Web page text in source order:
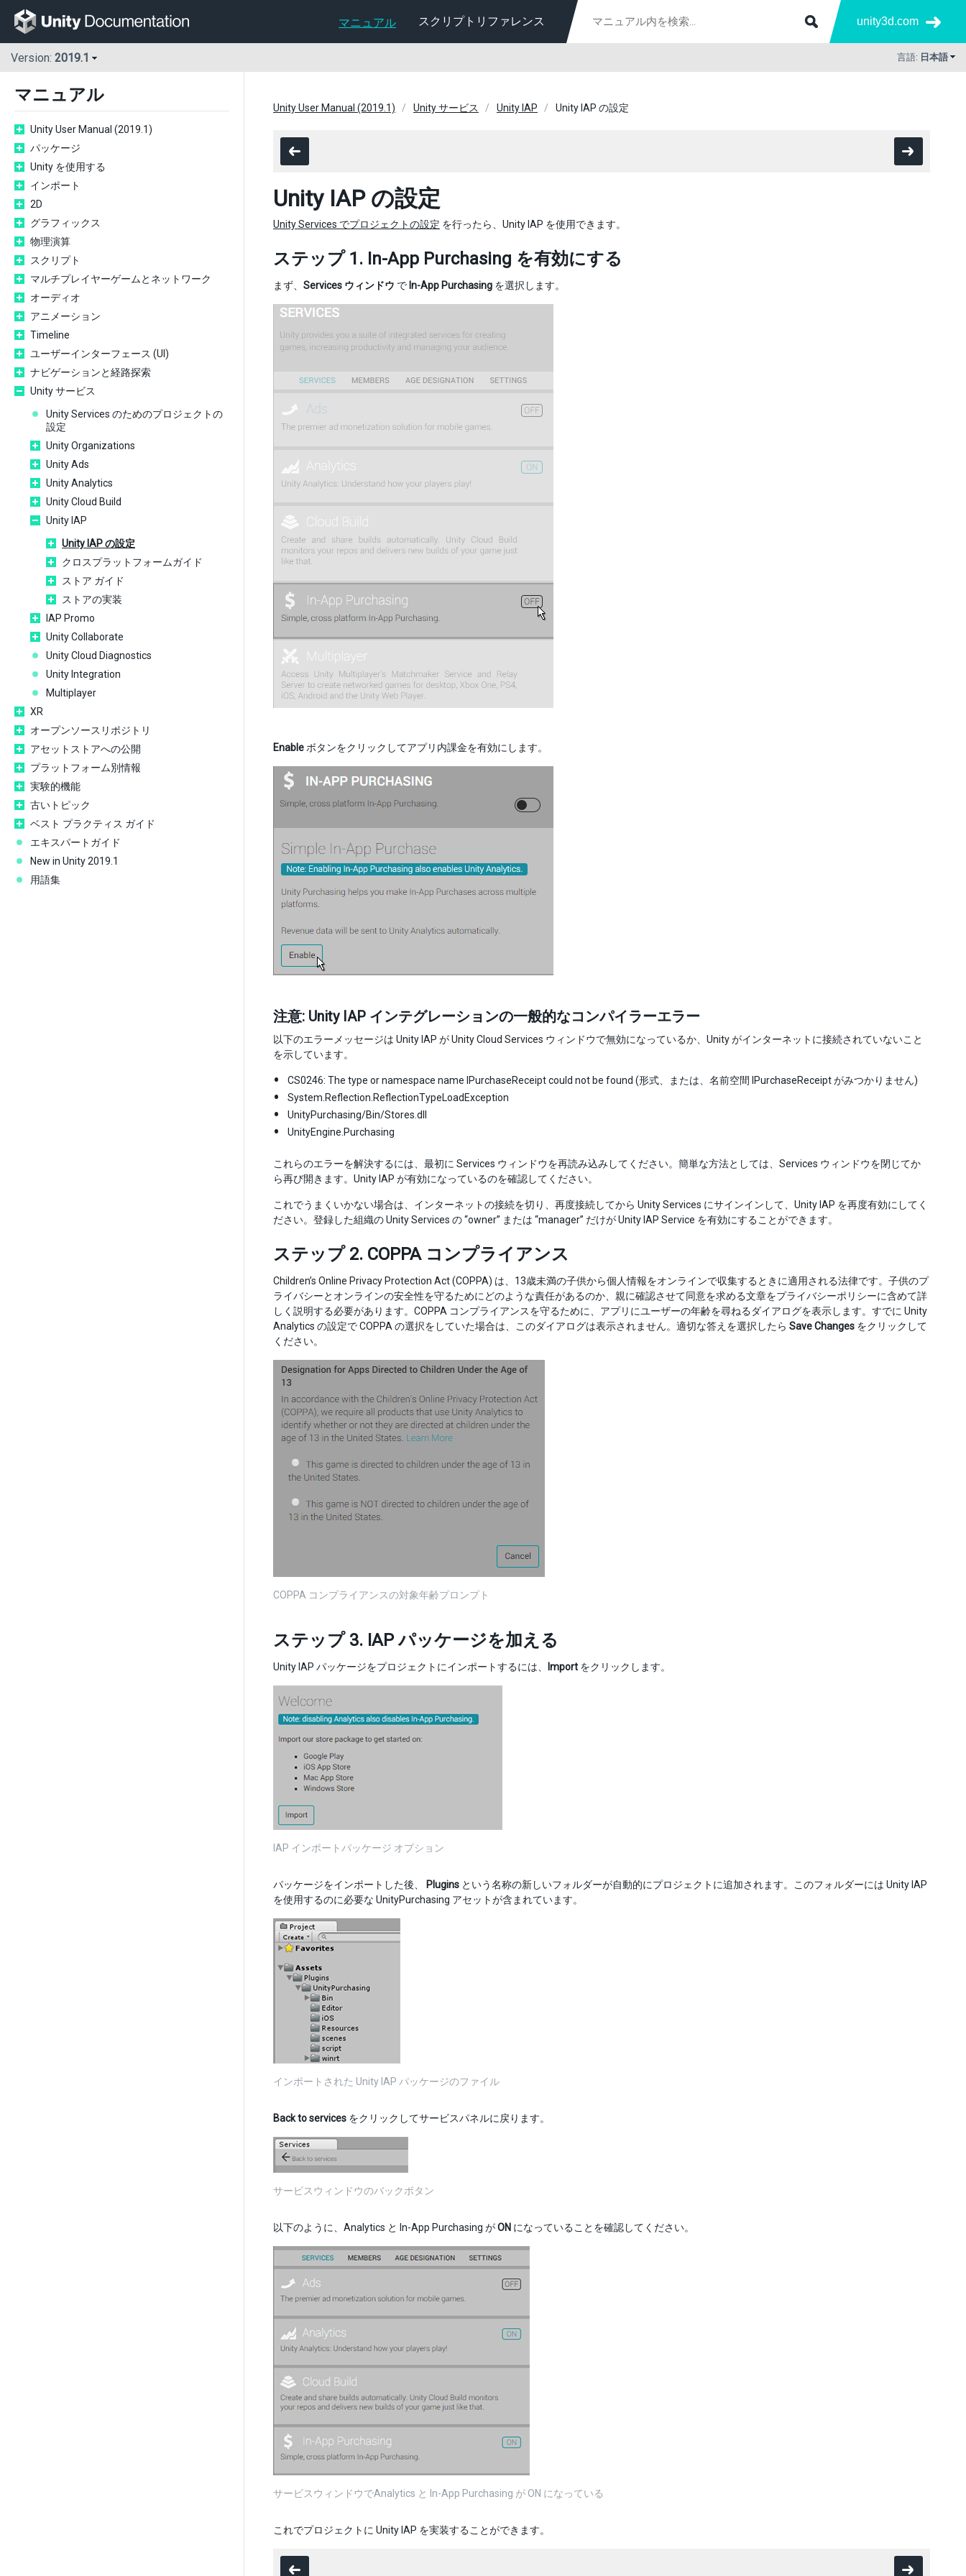
マニュアル スクリプトリファレンス unity3d.com
Version: 2019.1 言語: 日本語
マニュアル
Unity User Manual (2019.1)
パッケージ
Unity を使用する
インポート
2D
グラフィックス
物理演算
スクリプト
マルチプレイヤーゲームとネットワーク
オーディオ
アニメーション
Timeline
ユーザーインターフェース (UI)
ナビゲーションと経路探索
Unity サービス
Unity Services のためのプロジェクトの
設定
Unity Organizations
Unity Ads
Unity Analytics
Unity Cloud Build
Unity IAP
Unity IAP の設定
クロスプラットフォームガイド
ストア ガイド
ストアの実装
IAP Promo
Unity Collaborate
Unity Cloud Diagnostics
Unity Integration
Multiplayer
XR
オープンソースリポジトリ
アセットストアへの公開
プラットフォーム別情報
実験的機能
古いトピック
ベスト プラクティス ガイド
エキスパートガイド
New in Unity 2019.1
用語集
Unity User Manual (2019.1) Unity サービス Unity IAP Unity IAP の設定
Unity IAP の設定
Unity Services でプロジェクトの設定 を行ったら、Unity IAP を使用できます。
ステップ 1. In-App Purchasing を有効にする
まず、 Services ウィンドウ で In-App Purchasing を選択します。
Enable ボタンをクリックしてアプリ内課金を有効にします。
注意: Unity IAP インテグレーションの一般的なコンパイラーエラー
以下のエラーメッセージは Unity IAP が Unity Cloud Services ウィンドウで無効になっているか、Unity がインターネットに接続されていないこと
を示しています。
CS0246: The type or namespace name IPurchaseReceipt could not be found (形式、または、名前空間 IPurchaseReceipt がみつかりません)
System.Reflection.ReflectionTypeLoadException
UnityPurchasing/Bin/Stores.dll
UnityEngine.Purchasing
これらのエラーを解決するには、最初に Services ウィンドウを再読み込みしてください。簡単な方法としては、Services ウィンドウを閉じてか
ら再び開きます。Unity IAP が有効になっているのを確認してください。
これでうまくいかない場合は、インターネットの接続を切り、再度接続してから Unity Services にサインインして、Unity IAP を再度有効にしてく
ださい。登録した組織の Unity Services の “owner” または “manager” だけが Unity IAP Service を有効にすることができます。
ステップ 2. COPPA コンプライアンス
Children’s Online Privacy Protection Act (COPPA) は、13歳未満の子供から個人情報をオンラインで収集するときに適用される法律です。子供のプ
ライバシーとオンラインの安全性を守るためにどのような責任があるのか、親に確認させて同意を求める文章をプライバシーポリシーに含めて詳
しく説明する必要があります。COPPA コンプライアンスを守るために、アプリにユーザーの年齢を尋ねるダイアログを表示します。すでに Unity
Analytics の設定で COPPA の選択をしていた場合は、このダイアログは表示されません。適切な答えを選択したら Save Changes をクリックして
ください。
COPPA コンプライアンスの対象年齢プロンプト
ステップ 3. IAP パッケージを加える
Unity IAP パッケージをプロジェクトにインポートするには、 Import をクリックします。
IAP インポートパッケージ オプション
パッケージをインポートした後、 Plugins という名称の新しいフォルダーが自動的にプロジェクトに追加されます。このフォルダーには Unity IAP
を使用するのに必要な UnityPurchasing アセットが含まれています。
インポートされた Unity IAP パッケージのファイル
Back to services をクリックしてサービスパネルに戻ります。
サービスウィンドウのバックボタン
以下のように、Analytics と In-App Purchasing がON になっていることを確認してください。
サービスウィンドウでAnalytics と In-App Purchasing が ON になっている
これでプロジェクトに Unity IAP を実装することができます。